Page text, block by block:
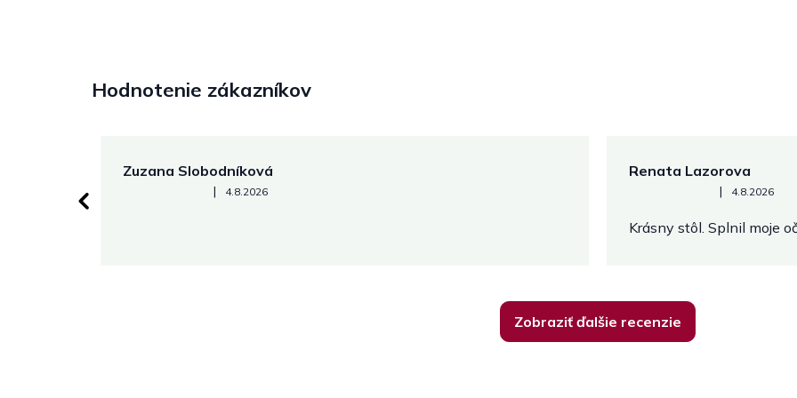
Hodnotenie zákazníkov
Zuzana Slobodníková
Hodnotenie obchodu je 5 z 5 hviezdičiek.
| 4.8.2026
Renata Lazorova
Hodnotenie obchodu je 5 z
| 4.8.2026
Krásny stôl. Splnil moje
Zobraziť ďalšie recenzie